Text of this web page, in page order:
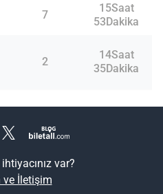
7
15Saat
53Dakika
2
14Saat
35Dakika
var?
ve İletişim